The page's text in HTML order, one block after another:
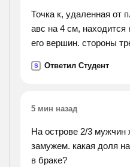
Точка к, удаленная от
авс на 4 см, находится
его вершин. стороны
плоскость
S Ответил Студент
5 мин назад
На острове 2/3
замужем. какая доля
в браке?